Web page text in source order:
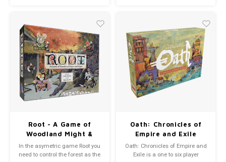
Root - A Game of
Woodland Might &
Right
In the asymetric game Root you
need to control the forest as the
Oath: Chronicles of
Empire and Exile
Oath: Chronicles of Empire and
Exile is a one to six player